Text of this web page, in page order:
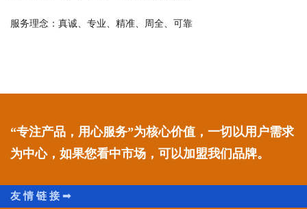
服务理念：真诚、专业、精准、周全、可靠
“专注产品，用心服务”为核心价值，一切以用户需求
为中心，如果您看中市场，可以加盟我们品牌。